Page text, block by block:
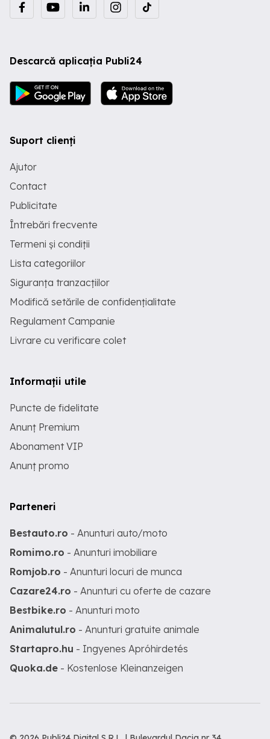
Descarcă aplicația Publi24
Suport clienți
Ajutor
Contact
Publicitate
Întrebări frecvente
Termeni și condiții
Lista categoriilor
Siguranța tranzacțiilor
Modifică setările de confidențialitate
Regulament Campanie
Livrare cu verificare colet
Informații utile
Puncte de fidelitate
Anunț Premium
Abonament VIP
Anunț promo
Parteneri
Bestauto.ro - Anunturi auto/moto
Romimo.ro - Anunturi imobiliare
Romjob.ro - Anunturi locuri de munca
Cazare24.ro - Anunturi cu oferte de cazare
Bestbike.ro - Anunturi moto
Animalutul.ro - Anunturi gratuite animale
Startapro.hu - Ingyenes Apróhirdetés
Quoka.de - Kostenlose Kleinanzeigen